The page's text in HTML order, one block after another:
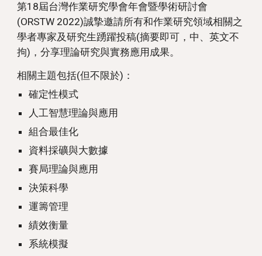
第18屆台灣作業研究學會年會暨學術研討會
(ORSTW 2022)誠摯邀請所有和作業研究領域相關之
學者專家及研究生踴躍投稿(摘要即可，中、英文不
拘)，分享理論研究與實務應用成果。
相關主題包括(但不限於)：
確定性模式
人工智慧理論與應用
組合最佳化
資料採礦與大數據
賽局理論與應用
決策科學
運籌管理
績效衡量
系統模擬